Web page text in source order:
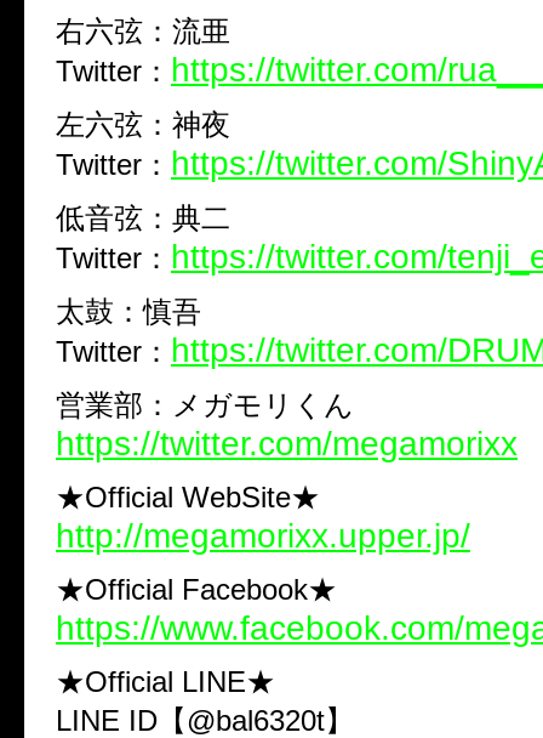
右六弦：流亜
Twitter： https://twitter.com/
左六弦：神夜
Twitter： https://twitter.com/
低音弦：典二
Twitter： https://twitter.com/
太鼓：慎吾
Twitter： https://twitter.com/
営業部：メガモリくん
https://twitter.com/megamorixx
★Official WebSite★
http://megamorixx.upper.jp/
★Official Facebook★
https://www.facebook.com/
★Official LINE★
LINE ID【@bal6320t】